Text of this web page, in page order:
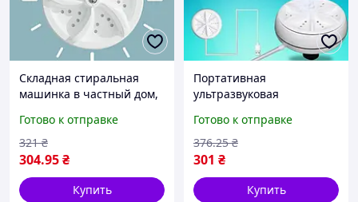
Складная стиральная
машинка в частный дом,
общежития Складная
машина JT-15
Готово к отправке
304.95₴
321 ₴
Купить
Портативная
ультразвуковая
компактная для удобного
использования в
поездках и путешествиях
Готово к отправке
301 ₴
376.25 ₴
Купить